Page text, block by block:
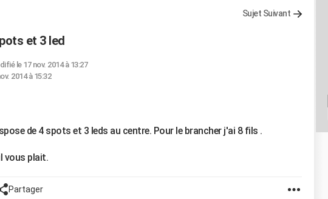
Sujet Suivant
et 3 led
le 17 nov. 2014 à 13:27
2014 à 15:32
de 4 spots et 3 leds au centre. Pour le brancher j'ai 8 fils .
vous plait.
Partager